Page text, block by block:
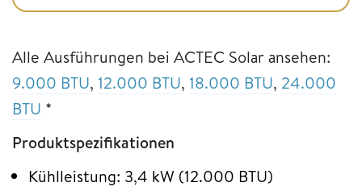
Alle Ausführungen bei ACTEC Solar ansehen:
9.000 BTU, 12.000 BTU, 18.000 BTU, 24.000
BTU *
Produktspezifikationen
Kühlleistung: 3,4 kW (12.000 BTU)